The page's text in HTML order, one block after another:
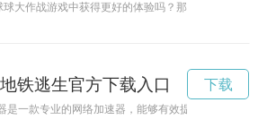
球大作战游戏中获得更好的体验吗？那么赶快安装加
铁逃生官方下载入口
是一款专业的网络加速器，能够有效提升网速、保护
下载